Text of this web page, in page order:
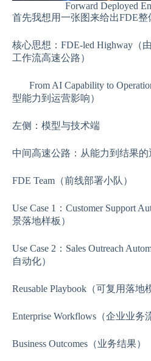
Forward Deployed
首先我想用一张图来给出FDE整
核心思想：FDE-led Highway（
工作流高速公路）
From AI Capability to
型能力到运营影响）
左侧：模型与技术端
中间高速公路：从能力到结果的
FDE Team（前线部署小队）
Use Case 1：Customer Support
景落地样板）
Use Case 2：Sales Outreach
自动化）
Reusable Playbook（可复用落地
Enterprise Workflows（企业业务
Business Outcomes（业务结果）